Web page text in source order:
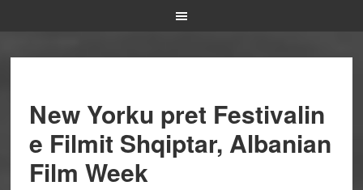
New Yorku pret Festivalin
e Filmit Shqiptar, Albanian
Film Week